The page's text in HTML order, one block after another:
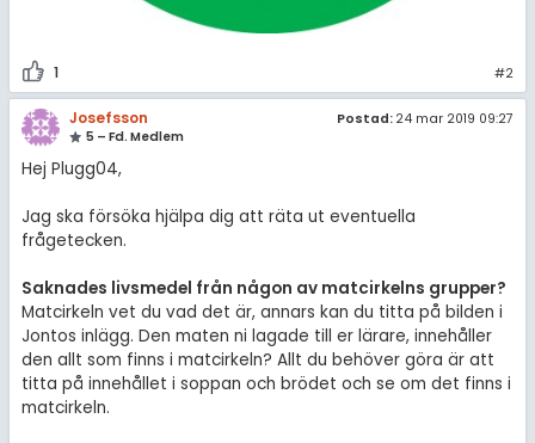
1 #2
Josefsson
5 – Fd. Medlem
Postad: 24 mar 2019 09:27
Hej Plugg04,
Jag ska försöka hjälpa dig att räta ut eventuella
frågetecken.
Saknades livsmedel från någon av matcirkelns grupper?
Matcirkeln vet du vad det är, annars kan du titta på bilden i
Jontos inlägg. Den maten ni lagade till er lärare, innehåller
den allt som finns i matcirkeln? Allt du behöver göra är att
titta på innehållet i soppan och brödet och se om det finns i
matcirkeln.